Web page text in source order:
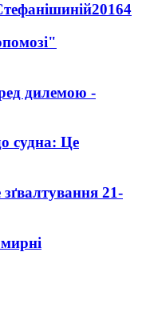
20164
дилемою -
судна: Це
21-